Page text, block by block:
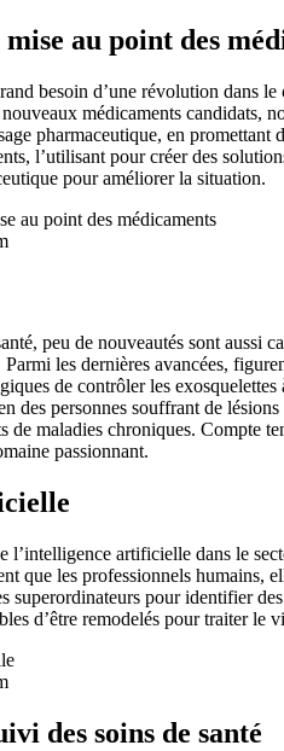
au point des
besoin d’une révolution dans le
médicaments candidats,
pharmaceutique, en promettant
l’utilisant pour créer des
pour améliorer la situation.
peu de nouveautés sont aussi
les dernières avancées,
de contrôler les
des personnes souffrant de
de maladies chroniques. Compte
passionnant.
artificielle dans le
que les professionnels humains,
superordinateurs pour identifier
d’être remodelés pour traiter
des soins de santé